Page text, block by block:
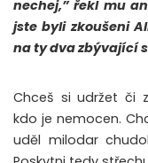
nechej,” řekl mu
jste byli zkoušeni
na ty dva zbývající
Chceš si udržet či
kdo je nemocen.
uděl milodar